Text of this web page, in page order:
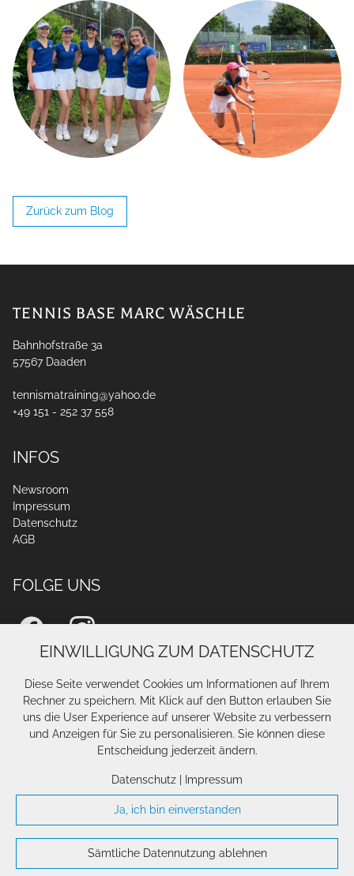
Zurück zum Blog
EINWILLIGUNG ZUM DATENSCHUTZ
Diese Seite verwendet Cookies um Informationen auf Ihrem
Rechner zu speichern. Mit Klick auf den Button erlauben Sie
uns die User Experience auf unserer Website zu verbessern
und Anzeigen für Sie zu personalisieren. Sie können diese
Entscheidung jederzeit ändern.
Datenschutz Impressum
Ja, ich bin einverstanden
Sämtliche Datennutzung ablehnen
TENNIS BASE MARC WÄSCHLE
Bahnhofstraße 3a
57567 Daaden
tennismatraining@yahoo.de
+49 151 - 252 37 558
INFOS
Newsroom
Impressum
Datenschutz
AGB
FOLGE UNS